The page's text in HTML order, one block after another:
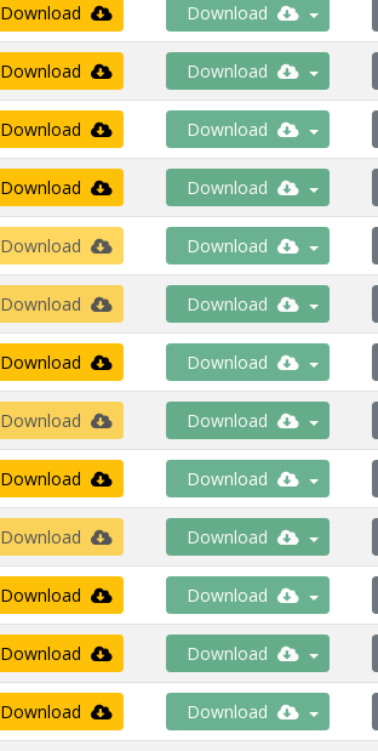
Download Download
Download Download
Download Download
Download Download
Download Download
Download Download
Download Download
Download Download
Download Download
Download Download
Download Download
Download Download
Download Download